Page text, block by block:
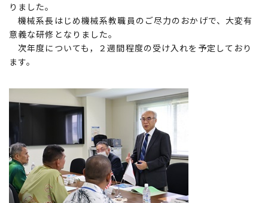
りました。
機械系長はじめ機械系教職員のご尽力のおかげで、大変有
意義な研修となりました。
次年度についても，２週間程度の受け入れを予定しており
ます。